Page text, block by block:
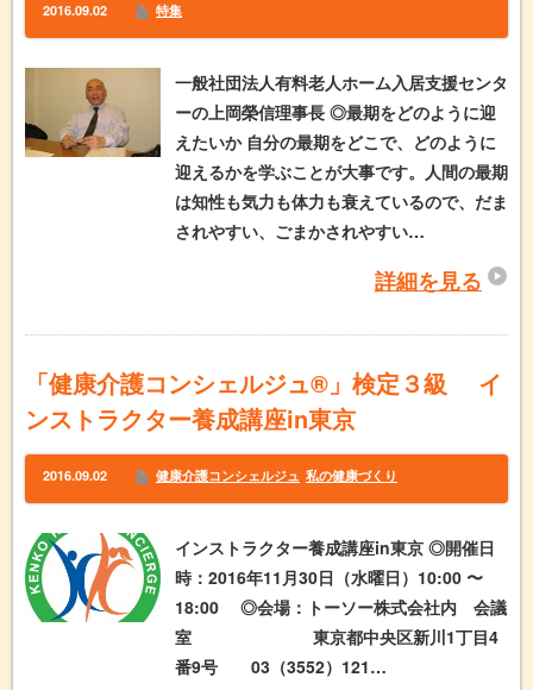
2016.09.02 特集
一般社団法人有料老人ホーム入居支援センタ
ーの上岡榮信理事長 ◎最期をどのように迎
えたいか 自分の最期をどこで、どのように
迎えるかを学ぶことが大事です。人間の最期
は知性も気力も体力も衰えているので、だま
されやすい、ごまかされやすい…
詳細を見る
「健康介護コンシェルジュ®」検定３級 イ
ンストラクター養成講座in東京
2016.09.02 健康介護コンシェルジュ 私の健康づくり
インストラクター養成講座in東京 ◎開催日
時：2016年11月30日（水曜日）10:00 〜
18:00 ◎会場：トーソー株式会社内 会議
室 東京都中央区新川1丁目4
番9号 03（3552）121…